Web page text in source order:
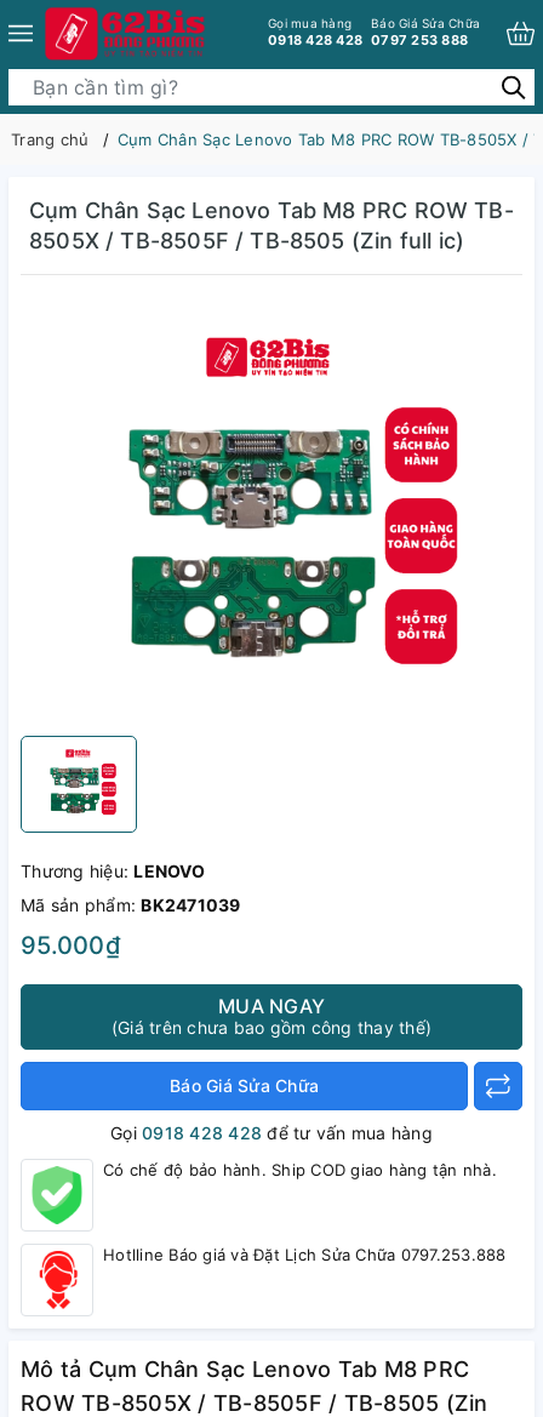
Gọi mua hàng
0918 428 428
Báo Giá Sửa Chữa
0797 253 888
Trang chủ Cụm Chân Sạc Lenovo Tab M8 PRC ROW TB-8505X
Cụm Chân Sạc Lenovo Tab M8 PRC ROW TB-
8505X / TB-8505F / TB-8505 (Zin full ic)
Thương hiệu:LENOVO
Mã sản phẩm:BK2471039
95.000₫
MUA NGAY
(Giá trên chưa bao gồm công thay thế)
Báo Giá Sửa Chữa
Gọi0918 428 428 để tư vấn mua hàng
Có chế độ bảo hành. Ship COD giao hàng tận nhà.
Hotlline Báo giá và Đặt Lịch Sửa Chữa 0797.253.888
Mô tả Cụm Chân Sạc Lenovo Tab M8 PRC
ROW TB-8505X / TB-8505F / TB-8505 (Zin